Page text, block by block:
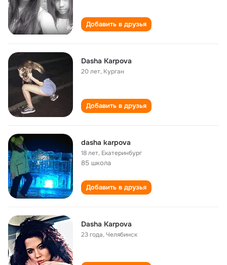
Добавить в друзья
Dasha Karpova
20 лет, Курган
Добавить в друзья
dasha karpova
18 лет, Екатеринбург
85 школа
Добавить в друзья
Dasha Karpova
23 года,Челябинск